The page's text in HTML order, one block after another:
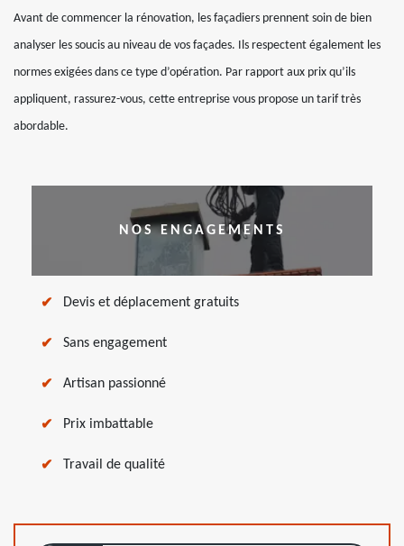
Avant de commencer la rénovation, les façadiers prennent soin de bien
analyser les soucis au niveau de vos façades. Ils respectent également les
normes exigées dans ce type d’opération. Par rapport aux prix qu’ils
appliquent, rassurez-vous, cette entreprise vous propose un tarif très
abordable.
NOS ENGAGEMENTS
Devis et déplacement gratuits
Sans engagement
Artisan passionné
Prix imbattable
Travail de qualité